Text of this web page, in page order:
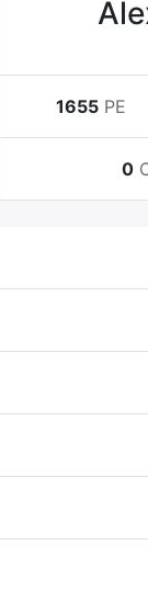
1655 PE
0